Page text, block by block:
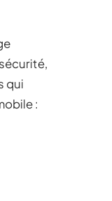
qui
: